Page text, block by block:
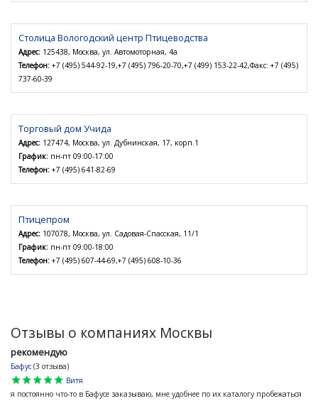
Столица Вологодский центр Птицеводства
Адрес: 125438, Москва, ул. Автомоторная, 4а
Телефон: +7 (495) 544-92-19,+7 (495) 796-20-70,+7 (499) 153-22-42,Факс: +7 (495)
737-60-39
Торговый дом Учида
Адрес: 127474, Москва, ул. Дубнинская, 17, корп.1
График: пн-пт 09:00-17:00
Телефон: +7 (495) 641-82-69
Птицепром
Адрес: 107078, Москва, ул. Садовая-Спасская, 11/1
График: пн-пт 09:00-18:00
Телефон: +7 (495) 607-44-69,+7 (495) 608-10-36
Отзывы о компаниях Москвы
рекомендую
Бафус (3 отзыва)
star
star
star
star
star
Витя
я постоянно что-то в Бафусе заказываю, мне удобнее по их каталогу пробежаться